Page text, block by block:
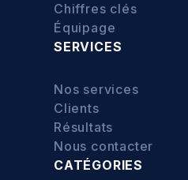
Chiffres clés
Équipage
SERVICES
Nos services
Clients
Résultats
Nous contacter
CATÉGORIES